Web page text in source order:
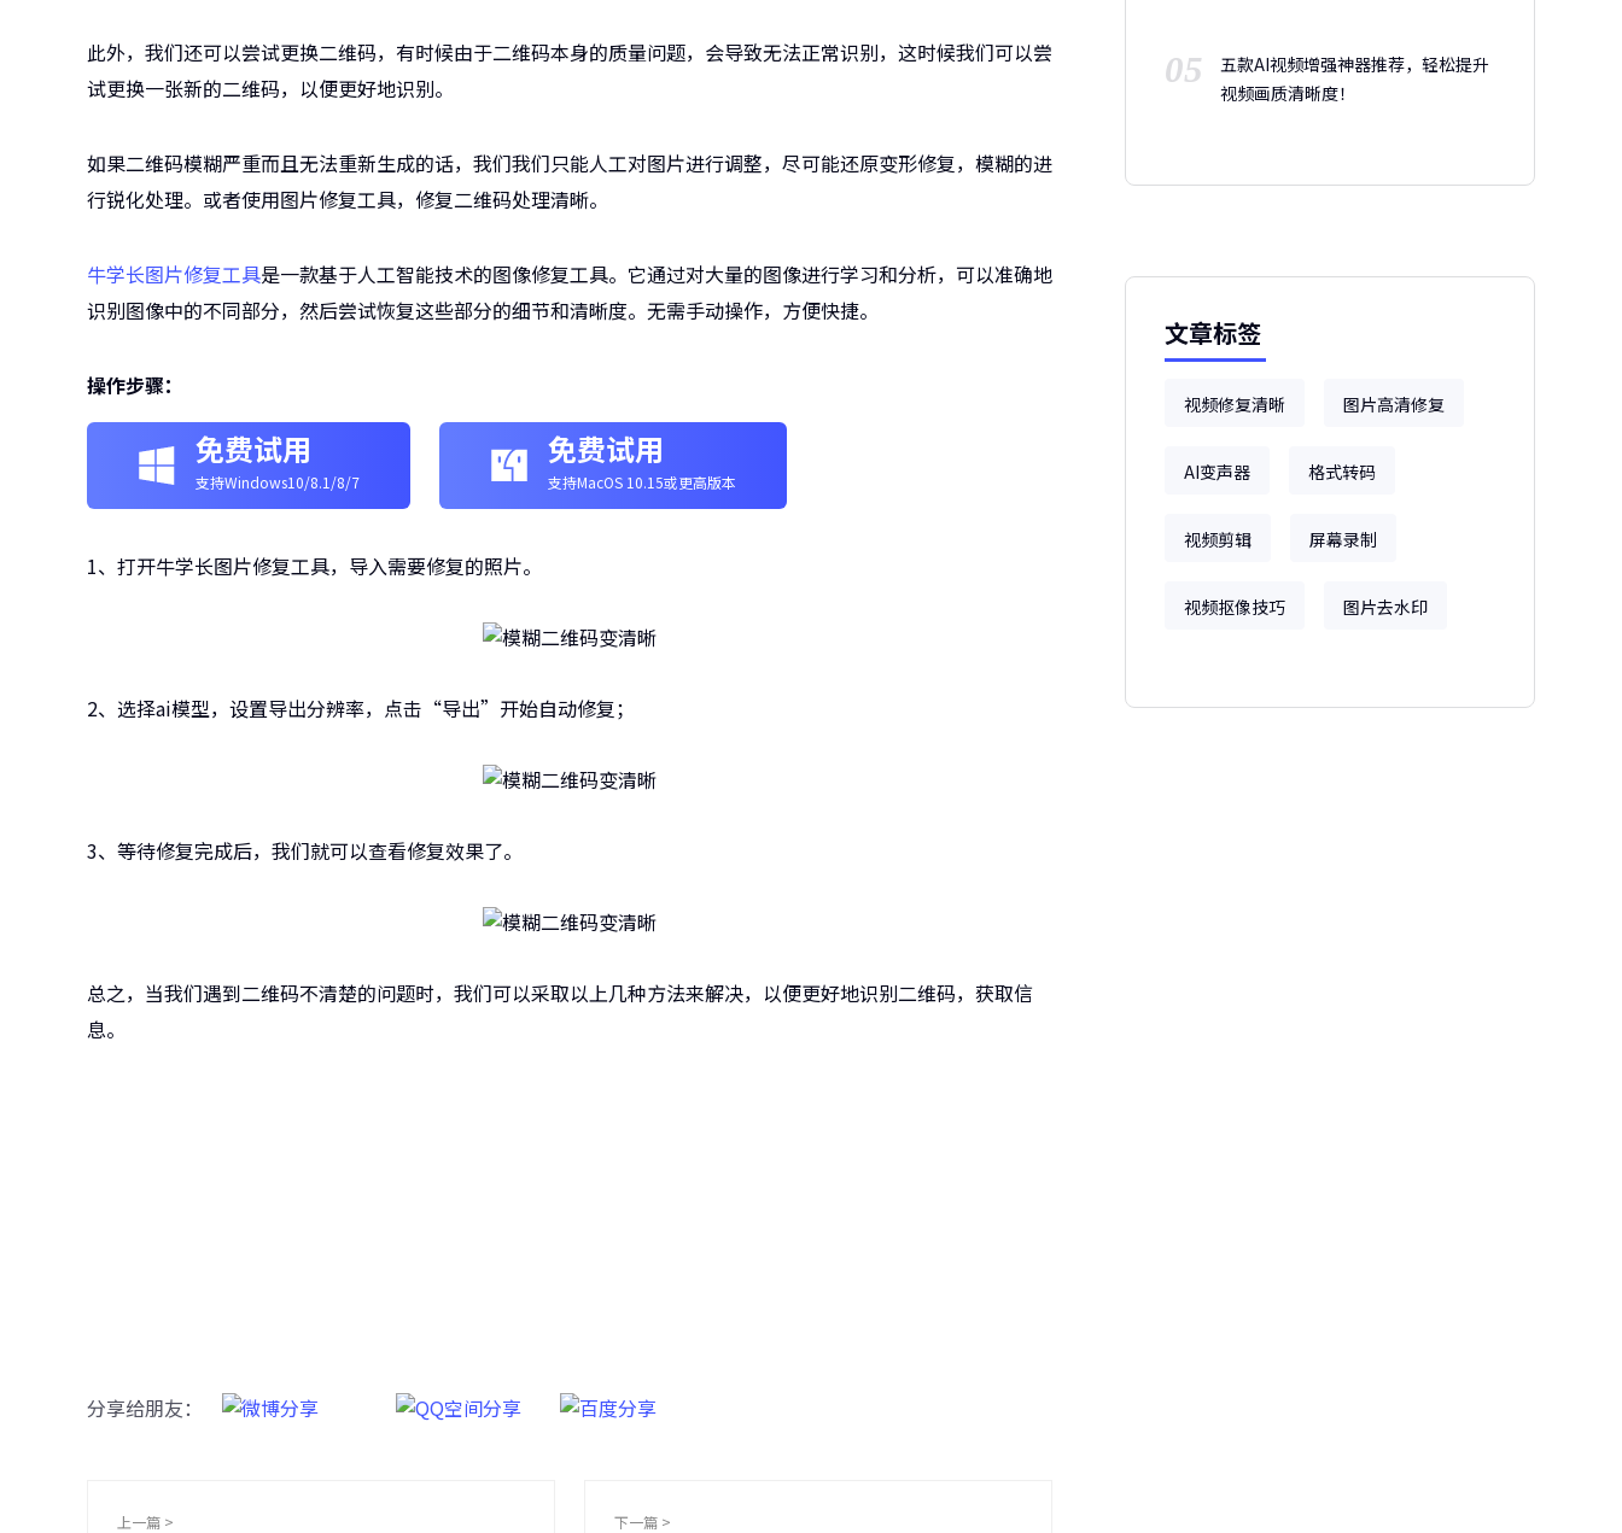
此外，我们还可以尝试更换二维码，有时候由于二维码本身的质量问题，会导致无法正常识别，这时候我们可以尝
试更换一张新的二维码，以便更好地识别。
如果二维码模糊严重而且无法重新生成的话，我们我们只能人工对图片进行调整，尽可能还原变形修复，模糊的进
行锐化处理。或者使用图片修复工具，修复二维码处理清晰。
牛学长图片修复工具是一款基于人工智能技术的图像修复工具。它通过对大量的图像进行学习和分析，可以准确地
识别图像中的不同部分，然后尝试恢复这些部分的细节和清晰度。无需手动操作，方便快捷。
操作步骤：
免费试用
支持Windows10/8.1/8/7
免费试用
支持MacOS 10.15或更高版本
1、打开牛学长图片修复工具，导入需要修复的照片。
2、选择ai模型，设置导出分辨率，点击“导出”开始自动修复；
3、等待修复完成后，我们就可以查看修复效果了。
总之，当我们遇到二维码不清楚的问题时，我们可以采取以上几种方法来解决，以便更好地识别二维码，获取信
息。
分享给朋友：
上一篇 > 下一篇 >
05
五款AI视频增强神器推荐，轻松提升
视频画质清晰度！
文章标签
视频修复清晰 图片高清修复
AI变声器 格式转码
视频剪辑 屏幕录制
视频抠像技巧 图片去水印